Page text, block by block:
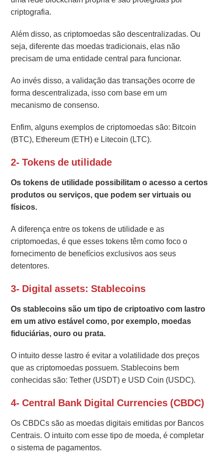
criptografia.
Além disso, as criptomoedas são descentralizadas. Ou
seja, diferente das moedas tradicionais, elas não
precisam de uma entidade central para funcionar.
Ao invés disso, a validação das transações ocorre de
forma descentralizada, isso com base em um
mecanismo de consenso.
Enfim, alguns exemplos de criptomoedas são: Bitcoin
(BTC), Ethereum (ETH) e Litecoin (LTC).
2- Tokens de utilidade
Os tokens de utilidade possibilitam o acesso a certos
produtos ou serviços, que podem ser virtuais ou
físicos.
A diferença entre os tokens de utilidade e as
criptomoedas, é que esses tokens têm como foco o
fornecimento de benefícios exclusivos aos seus
detentores.
3- Digital assets: Stablecoins
Os stablecoins são um tipo de criptoativo com lastro
em um ativo estável como, por exemplo, moedas
fiduciárias, ouro ou prata.
O intuito desse lastro é evitar a volatilidade dos preços
que as criptomoedas possuem. Stablecoins bem
conhecidas são: Tether (USDT) e USD Coin (USDC).
4- Central Bank Digital Currencies (CBDC)
Os CBDCs são as moedas digitais emitidas por Bancos
Centrais. O intuito com esse tipo de moeda, é completar
o sistema de pagamentos.